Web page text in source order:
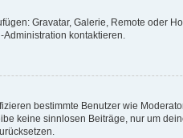
Gravatar, Galerie, Remote oder
kontaktieren.
bestimmte Benutzer wie
keine sinnlosen Beiträge, nur um